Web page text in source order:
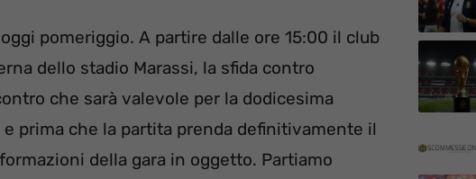
pomeriggio. A partire dalle ore 15:00 il club
dello stadio Marassi, la sfida contro
che sarà valevole per la dodicesima
prima che la partita prenda definitivamente il
della gara in oggetto. Partiamo